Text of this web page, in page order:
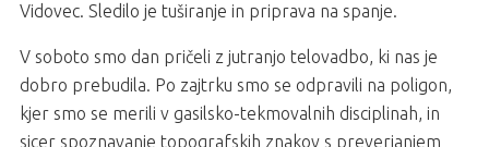
Vidovec. Sledilo je tuširanje in priprava na spanje.
V soboto smo dan pričeli z jutranjo telovadbo, ki nas je
dobro prebudila. Po zajtrku smo se odpravili na poligon,
kjer smo se merili v gasilsko-tekmovalnih disciplinah, in
sicer spoznavanje topografskih znakov s preverjanjem